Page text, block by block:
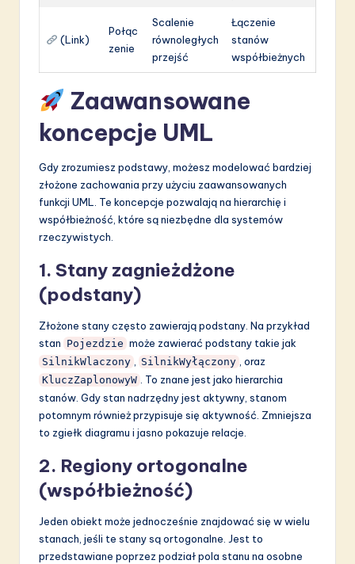
(Link)
Połąc
zenie
Scalenie
równoległych
przejść
Łączenie
stanów
współbieżnych
Zaawansowane
koncepcje UML
Gdy zrozumiesz podstawy, możesz modelować bardziej
złożone zachowania przy użyciu zaawansowanych
funkcji UML. Te koncepcje pozwalają na hierarchię i
współbieżność, które są niezbędne dla systemów
rzeczywistych.
1. Stany zagnieżdżone
(podstany)
Złożone stany często zawierają podstany. Na przykład
stan Pojezdzie może zawierać podstany takie jak
SilnikWlaczony SilnikWyłączony , oraz
KluczZaplonowyW
. To znane jest jako hierarchia
stanów. Gdy stan nadrzędny jest aktywny, stanom
potomnym również przypisuje się aktywność. Zmniejsza
to zgiełk diagramu i jasno pokazuje relacje.
2. Regiony ortogonalne
(współbieżność)
Jeden obiekt może jednocześnie znajdować się w wielu
stanach, jeśli te stany są ortogonalne. Jest to
przedstawiane poprzez podział pola stanu na osobne